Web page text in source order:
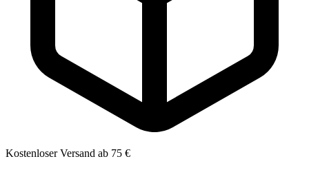
Kostenloser Versand ab 75 €